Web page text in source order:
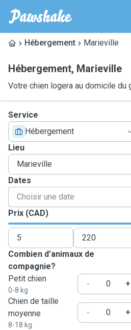
Hébergement Marieville
Hébergement, Marieville
Votre chien logera au domicile du
Service
Hébergement
Lieu
Dates
Prix (CAD)
Combien d’animaux de
compagnie?
Petit chien
0-8 kg
-
+
Chien de taille
moyenne
8-18 kg
- +